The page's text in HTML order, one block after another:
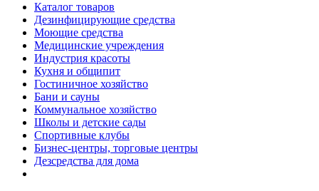
Каталог товаров
Дезинфицирующие средства
Моющие средства
Медицинские учреждения
Индустрия красоты
Кухня и общипит
Гостиничное хозяйство
Бани и сауны
Коммунальное хозяйство
Школы и детские сады
Спортивные клубы
Бизнес-центры, торговые центры
Дезсредства для дома